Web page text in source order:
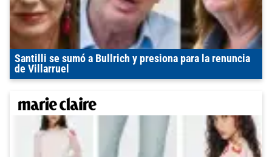
Santilli se sumó a Bullrich y presiona para la renuncia
de Villarruel